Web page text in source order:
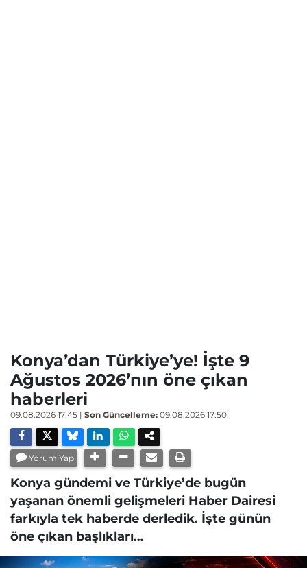
Konya’dan Türkiye’ye! İşte 9
Ağustos 2026’nın öne çıkan
haberleri
09.08.2026 17:45 | Son Güncelleme: 09.08.2026 17:50
Yorum Yap
Konya gündemi ve Türkiye’de bugün
yaşanan önemli gelişmeleri Haber Dairesi
farkıyla tek haberde derledik. İşte günün
öne çıkan başlıkları…